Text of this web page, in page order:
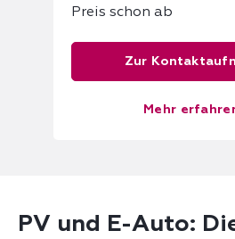
Preis schon ab
Zur
Mehr
PV und E-Auto: